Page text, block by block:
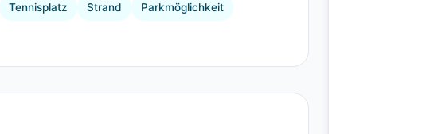
Tennisplatz Strand Parkmöglichkeit